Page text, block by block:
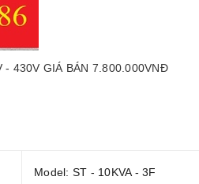
- 430V GIÁ BÁN 7.800.000VNĐ
Model: ST - 10KVA - 3F